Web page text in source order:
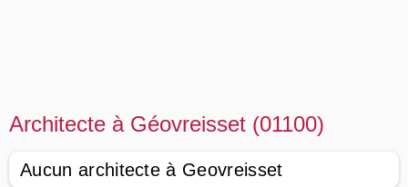
Architecte à Géovreisset (01100)
Aucun architecte à Geovreisset